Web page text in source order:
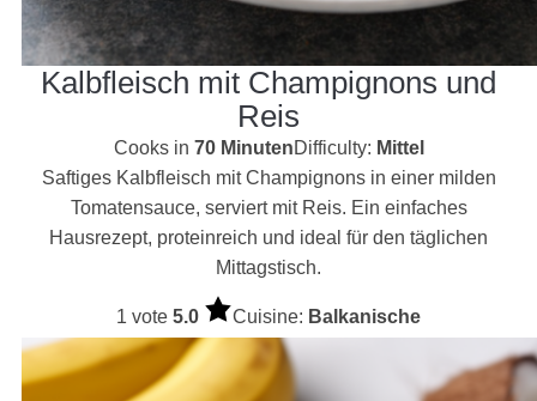
Kalbfleisch mit Champignons und
Reis
Cooks in 70 MinutenDifficulty: Mittel
Saftiges Kalbfleisch mit Champignons in einer milden
Tomatensauce, serviert mit Reis. Ein einfaches
Hausrezept, proteinreich und ideal für den täglichen
Mittagstisch.
1 vote 5.0 Cuisine: Balkanische